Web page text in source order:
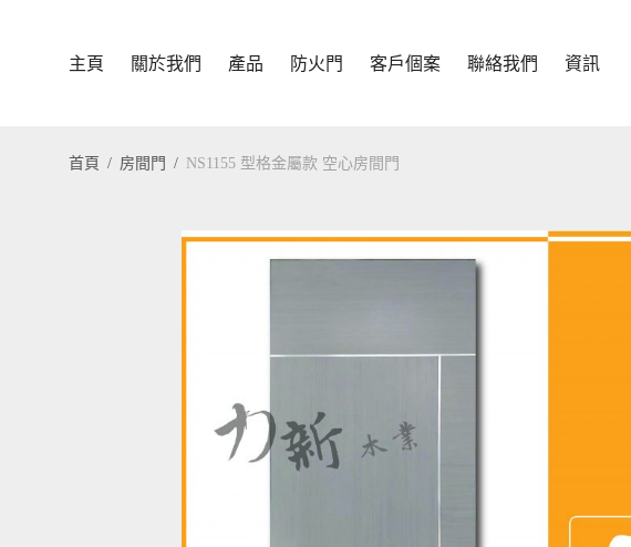
主頁 關於我們 產品 防火門 客戶個案 聯絡我們 資訊
首頁 / 房間門 / NS1155 型格金屬款 空心房間門